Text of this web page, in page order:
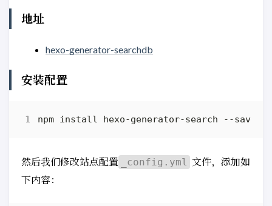
地址
hexo-generator-searchdb
安装配置
然后我们修改站点配置 _config.yml 文件，添加如
下内容：